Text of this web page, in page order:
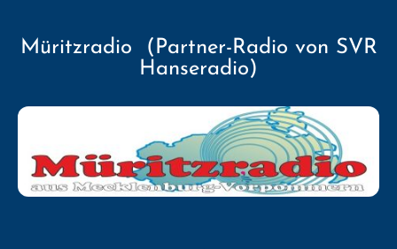
Müritzradio (Partner-Radio von SVR
Hanseradio)